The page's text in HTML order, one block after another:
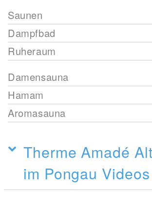
Saunen
Dampfbad
Ruheraum
Damensauna
Hamam
Aromasauna
Therme Amadé
im Pongau Videos